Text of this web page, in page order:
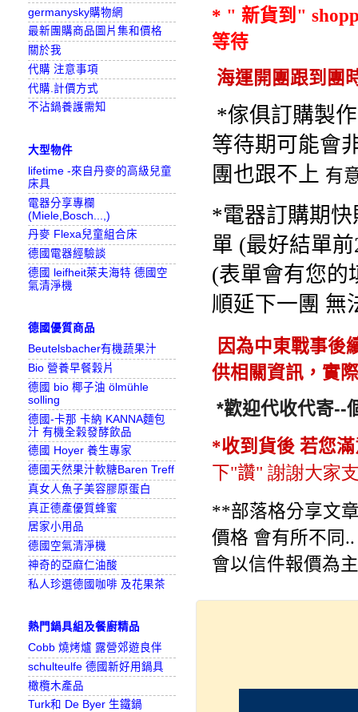
* " 新貨到"
等待
海運開團跟到團
*傢俱訂購製
等待期可能會
團也跟不上 有
*電器訂購期快
單 (最好結單
(表單會有您的
順延下一團 無
因為中東戰事後
供相關資訊，實
*歡迎代收代寄--
*收到貨後 若您
下"讚" 謝謝大家
**部落格分享文
價格 會有所不同..
會以信件報價為
germanysky購物網
最新團購商品圖片集和價格
關於我
代購 注意事項
代購.計價方式
不沾鍋養護需知
大型物件
lifetime -來自丹麥的高級兒童
床具
電器分享專欄
(Miele,Bosch...,)
丹麥 Flexa兒童組合床
德國電器經驗談
德國 leifheit萊夫海特 德國空
氣清淨機
德國優質商品
Beutelsbacher有機蔬果汁
Bio 營養早餐穀片
德國 bio 椰子油 ölmühle
solling
德國-卡那 卡納 KANNA麵包
汁 有機全榖發酵飲品
德國 Hoyer 養生專家
德國天然果汁軟糖Baren Treff
真女人魚子美容膠原蛋白
真正德產優質蜂蜜
居家小用品
德國空氣清淨機
神奇的亞麻仁油酸
私人珍選德國咖啡 及花果茶
熱門鍋具組及餐廚精品
Cobb 燒烤爐 露營郊遊良伴
schulteulfe 德國新好用鍋具
橄欖木產品
Turk和 De Byer 生鐵鍋